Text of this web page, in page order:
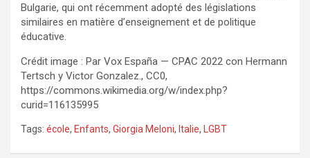
Bulgarie, qui ont récemment adopté des législations
similaires en matière d’enseignement et de politique
éducative.
Crédit image : Par Vox España — CPAC 2022 con Hermann
Tertsch y Victor Gonzalez., CC0,
https://commons.wikimedia.org/w/index.php?
curid=116135995
Tags: école, Enfants, Giorgia Meloni, Italie, LGBT